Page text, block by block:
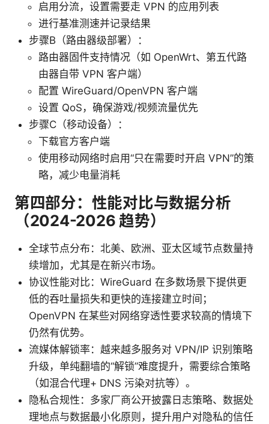
启用分流，设置需要走 VPN 的应用列表
进行基准测速并记录结果
步骤B（路由器级部署）：
路由器固件支持情况（如 OpenWrt、第五代路
由器自带 VPN 客户端）
配置 WireGuard/OpenVPN 客户端
设置 QoS，确保游戏/视频流量优先
步骤C（移动设备）：
下载官方客户端
使用移动网络时启用“只在需要时开启 VPN”的策
略，减少电量消耗
第四部分：性能对比与数据分析
（2024-2026 趋势）
全球节点分布：北美、欧洲、亚太区域节点数量持
续增加，尤其是在新兴市场。
协议性能对比：WireGuard 在多数场景下提供更
低的吞吐量损失和更快的连接建立时间；
OpenVPN 在某些对网络穿透性要求较高的情境下
仍然有优势。
流媒体解锁率：越来越多服务对 VPN/IP 识别策略
升级，单纯翻墙的“解锁”难度提升，需要综合策略
（如混合代理+ DNS 污染对抗等）。
隐私合规性：多家厂商公开披露日志策略、数据处
理地点与数据最小化原则，提升用户对隐私的信任